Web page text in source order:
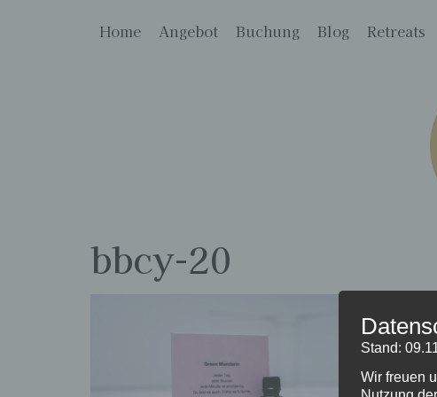
Home Angebot Buchung Blog Retreats
bbcy-20
Stand:
Wir freuen